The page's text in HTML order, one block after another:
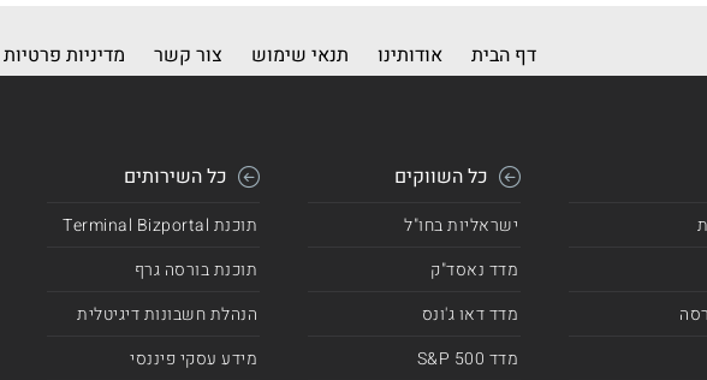
דף הבית אודותינו תנאי שימוש צור קשר מדיניות פרטיות
כל השווקים
ישראליות בחו"ל
מדד נאסד"ק
מדד דאו ג'ונס
מדד 500 S&P
כל השירותים
תוכנת Terminal Bizportal
תוכנת בורסה גרף
הנהלת חשבונות דיגיטלית
מידע עסקי פיננסי